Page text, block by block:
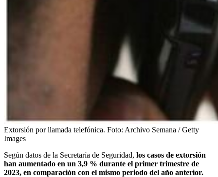
Extorsión por llamada telefónica. Foto: Archivo Semana / Getty
Images
Según datos de la Secretaría de Seguridad, los casos de extorsión
han aumentado en un 3,9 % durante el primer trimestre de
2023, en comparación con el mismo periodo del año anterior.